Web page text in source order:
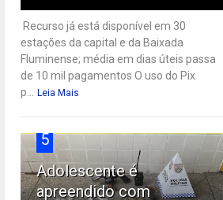
Recurso já está disponível em 30
estações da capital e da Baixada
Fluminense; média em dias úteis passa
de 10 mil pagamentos O uso do Pix
p...
Leia Mais
5
Adolescente é
apreendido com